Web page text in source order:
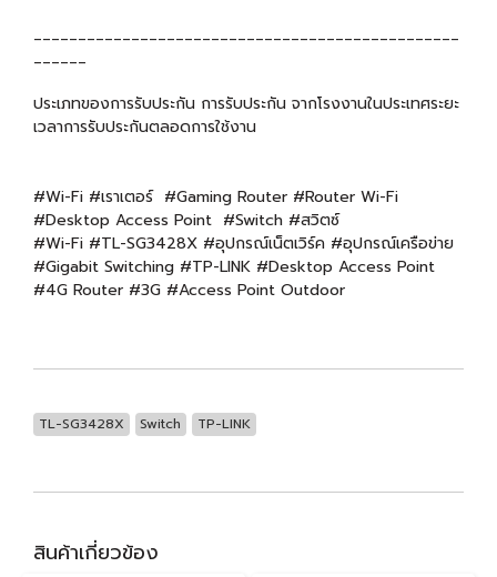
________________________________________________
______
ประเภทของการรับประกัน การรับประกัน จากโรงงานในประเทศระยะ
เวลาการรับประกันตลอดการใช้งาน
#Wi-Fi #เราเตอร์ #Gaming Router #Router Wi-Fi
#Desktop Access Point #Switch #สวิตซ์
#Wi-Fi #TL-SG3428X #อุปกรณ์เน็ตเวิร์ค #อุปกรณ์เครือข่าย
#Gigabit Switching #TP-LINK #Desktop Access Point
#4G Router #3G #Access Point Outdoor
TL-SG3428X Switch TP-LINK
สินค้าเกี่ยวข้อง